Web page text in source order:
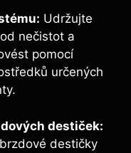
Udržujte
nečistot a
pomocí
určených
destiček:
destičky